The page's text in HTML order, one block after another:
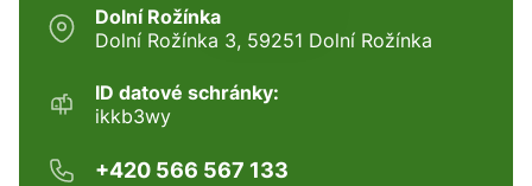
Dolní Rožínka
Dolní Rožínka 3, 59251 Dolní Rožínka
ID datové schránky:
ikkb3wy
+420 566 567 133